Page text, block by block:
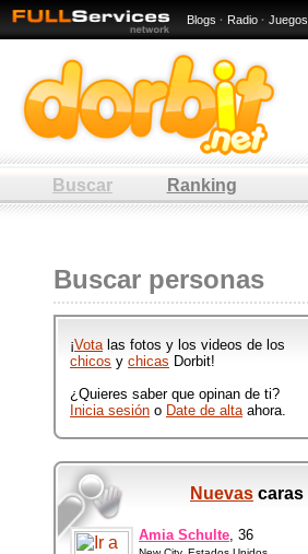
Blogs · Radio · Juegos
: 10 / 80 -
Hombres y mujeres de : 10 / 80 -
California que participan en
Dorbit publicando ftos y videos
divertidos.
Buscar Ranking
Buscar personas
¡Votalas fotos y los videos de los
chicos y chicas Dorbit!
¿Quieres saber que opinan de ti?
Inicia sesión o Date de altaahora.
Nuevas caras
Amia Schulte, 36